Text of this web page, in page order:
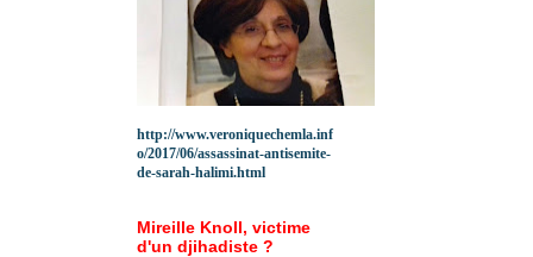
http://www.veroniquechemla.inf
o/2017/06/assassinat-antisemite-
de-sarah-halimi.html
Mireille Knoll, victime
d'un djihadiste ?